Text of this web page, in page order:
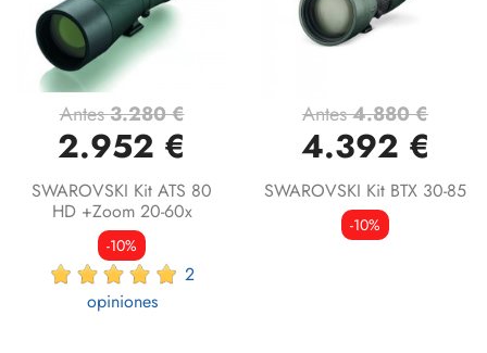
Antes3.280 €
2.952 €
SWAROVSKI Kit ATS 80
HD +Zoom 20-60x
-10%
2
opiniones
Antes4.880 €
4.392 €
SWAROVSKI Kit BTX 30-85
-10%